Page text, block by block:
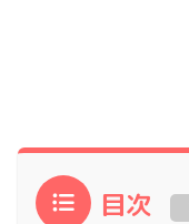
目次